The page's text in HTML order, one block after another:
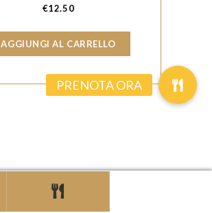
€12.50
AGGIUNGI AL CARRELLO